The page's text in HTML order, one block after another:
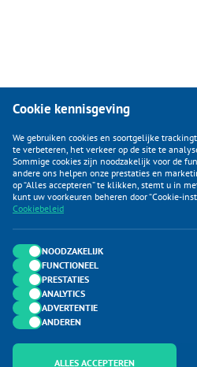
KLANTENSERVICE
CATEGORIEËN
DUIJVELAAR E-COMMERCE
CONTACTEN
Cookie kennisgeving
We gebruiken cookies en soortgelijke
te verbeteren, het verkeer op de site te
Sommige cookies zijn noodzakelijk voor de
andere ons helpen onze prestaties en
op “Alles accepteren” te klikken, stemt u in
kunt uw voorkeuren beheren door “Cookie-
Cookiebeleid
NOODZAKELIJK
FUNCTIONEEL
PRESTATIES
ANALYTICS
ADVERTENTIE
ANDEREN
ALLES ACCEPTEREN